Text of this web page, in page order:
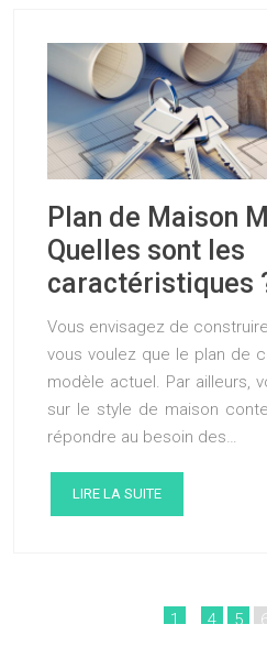
Plan de Maison
Quelles sont les
caractéristiques
Vous envisagez de
vous voulez que le plan de
modèle actuel. Par ailleurs,
sur le style de maison
répondre au besoin des…
LIRE LA SUITE
1 4 5